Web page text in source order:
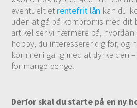
eventuelt et rentefrit lån kan du
uden at gå på kompromis med dit
artikel ser vi nærmere på, hvordan
hobby, du interesserer dig for, og
kommer i gang med at dyrke den
for mange penge.
Derfor skal du starte på en ny